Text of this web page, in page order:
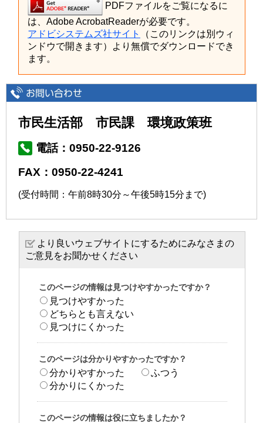
PDFファイルをご覧になるに
は、Adobe AcrobatReaderが必要です。
アドビシステムズ社サイト
（このリンクは別ウィ
ンドウで開きます）より無償でダウンロードでき
ます。
市民生活部 市民課 環境政策班
電話：0950-22-9126
FAX：0950-22-4241
(受付時間：午前8時30分～午後5時15分まで)
より良いウェブサイトにするためにみなさまの
ご意見をお聞かせください
このページの情報は見つけやすかったですか？
見つけやすかった
どちらとも言えない
見つけにくかった
このページは分かりやすかったですか？
分かりやすかった
ふつう
分かりにくかった
このページの情報は役に立ちましたか？